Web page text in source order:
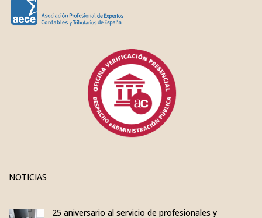
NOTICIAS
25 aniversario al servicio de profesionales y